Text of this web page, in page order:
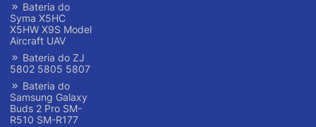
Bateria do
Syma X5HC
X5HW X9S Model
Aircraft UAV
Bateria do ZJ
5802 5805 5807
Bateria do
Samsung Galaxy
Buds 2 Pro SM-
R510 SM-R177